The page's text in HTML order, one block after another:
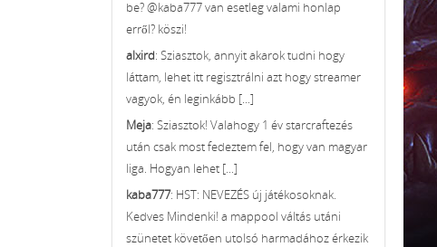
be? @kaba777 van esetleg valami honlap
erről? köszi!
alxird: Sziasztok, annyit akarok tudni hogy
láttam, lehet itt regisztrálni azt hogy streamer
vagyok, én leginkább [...]
Meja: Sziasztok! Valahogy 1 év starcraftezés
után csak most fedeztem fel, hogy van magyar
liga. Hogyan lehet [...]
kaba777: HST: NEVEZÉS új játékosoknak.
Kedves Mindenki! a mappool váltás utáni
szünetet követően utolsó harmadához érkezik